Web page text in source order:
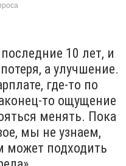
10 лет, и
а улучшение.
где-то по
то ощущение
менять. Пока
мы не узнаем,
может подходить